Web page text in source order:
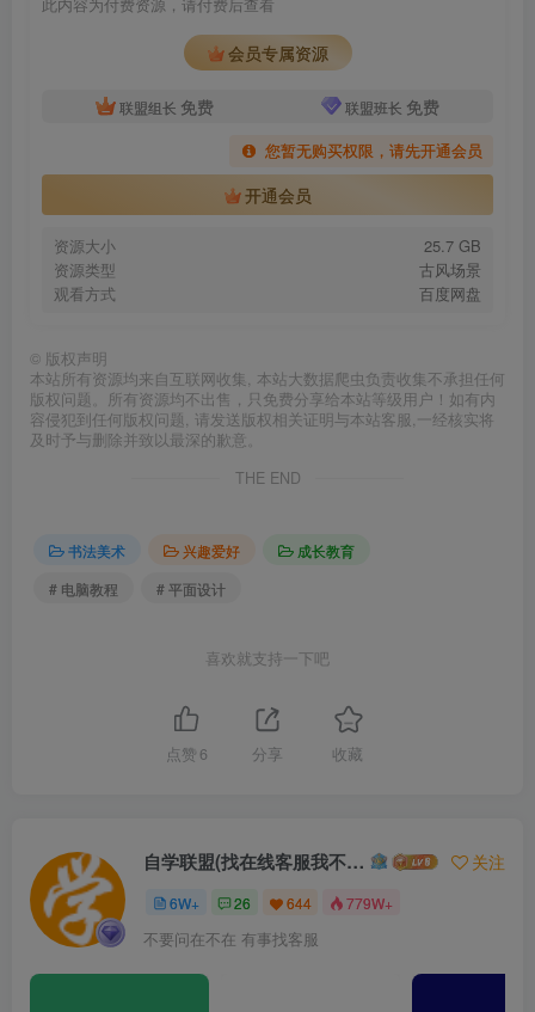
会员专属资源
联盟组长 免费 联盟班长 免费
您暂无购买权限，请先开通会员
开通会员
资源大小
25.7 GB
资源类型
古风场景
观看方式
百度网盘
© 版权声明
本站所有资源均来自互联网收集, 本站大数据爬虫负责收集不承担任何
版权问题。所有资源均不出售，只免费分享给本站等级用户！如有内
容侵犯到任何版权问题, 请发送版权相关证明与本站客服,一经核实将
及时予与删除并致以最深的歉意。
THE END
书法美术 兴趣爱好
成长教育
# 电脑教程
# 平面设计
喜欢就支持一下吧
点赞 6 分享 收藏
自学联盟(找在线客服我不回信息的) 关注
6W+ 26 644 779W+
不要问在不在 有事找客服